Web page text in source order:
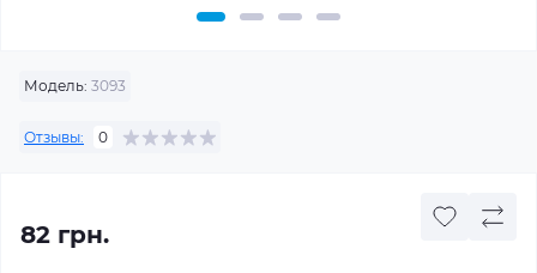
Модель: 3093
Отзывы: 0
82 грн.